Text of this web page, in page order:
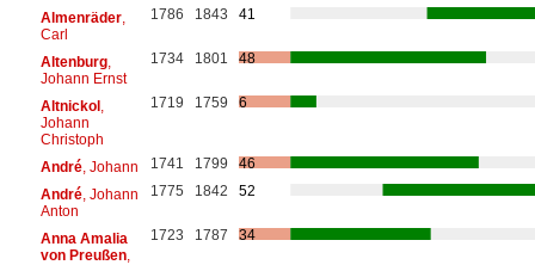
Almenräder,
Carl
1786 1843 41
Altenburg,
Johann Ernst
1734 1801 48
Altnickol,
Johann
Christoph
1719 1759 6
André, Johann 1741 1799
46
André, Johann
Anton
1775 1842 52
Anna Amalia
von Preußen,
1723 1787 34